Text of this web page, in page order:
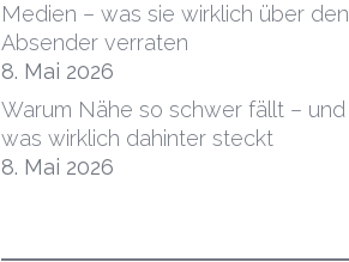
Medien – was sie wirklich über den
Absender verraten
8. Mai 2026
Warum Nähe so schwer fällt – und
was wirklich dahinter steckt
8. Mai 2026